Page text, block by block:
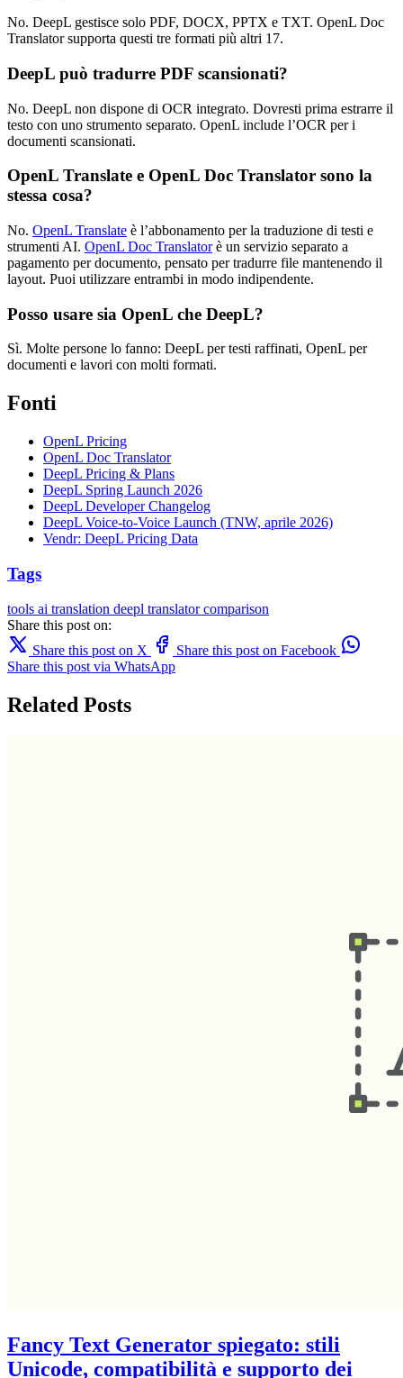
No. DeepL gestisce solo PDF, DOCX, PPTX e TXT. OpenL Doc
Translator supporta questi tre formati più altri 17.
DeepL può tradurre PDF scansionati?
No. DeepL non dispone di OCR integrato. Dovresti prima estrarre il
testo con uno strumento separato. OpenL include l’OCR per i
documenti scansionati.
OpenL Translate e OpenL Doc Translator sono la
stessa cosa?
No. OpenL Translate è l’abbonamento per la traduzione di testi e
strumenti AI. OpenL Doc Translatorè un servizio separato a
pagamento per documento, pensato per tradurre file mantenendo il
layout. Puoi utilizzare entrambi in modo indipendente.
Posso usare sia OpenL che DeepL?
Sì. Molte persone lo fanno: DeepL per testi raffinati, OpenL per
documenti e lavori con molti formati.
Fonti
OpenL Pricing
OpenL Doc Translator
DeepL Pricing & Plans
DeepL Spring Launch 2026
DeepL Developer Changelog
DeepL Voice-to-Voice Launch (TNW, aprile 2026)
Vendr: DeepL Pricing Data
Tags
tools ai translation deepl translator comparison
Share this post on:
Share this post on X
Share this post on Facebook
Share this post via WhatsApp
Related Posts
Fancy Text Generator spiegato: stili
Unicode, compatibilità e supporto dei